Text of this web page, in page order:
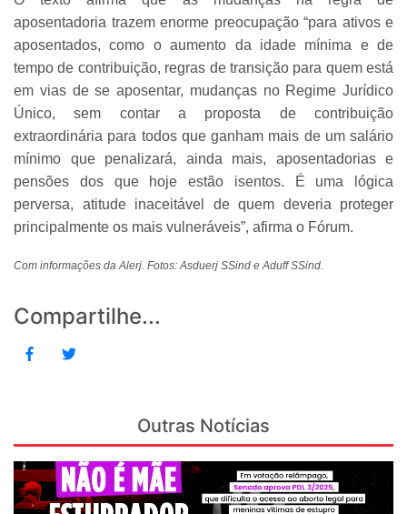
aposentadoria trazem enorme preocupação “para ativos e
aposentados, como o aumento da idade mínima e de
tempo de contribuição, regras de transição para quem está
em vias de se aposentar, mudanças no Regime Jurídico
Único, sem contar a proposta de contribuição
extraordinária para todos que ganham mais de um salário
mínimo que penalizará, ainda mais, aposentadorias e
pensões dos que hoje estão isentos. É uma lógica
perversa, atitude inaceitável de quem deveria proteger
principalmente os mais vulneráveis”, afirma o Fórum.
Com informações da Alerj. Fotos: Asduerj SSind e Aduff SSind.
Compartilhe...
Outras Notícias